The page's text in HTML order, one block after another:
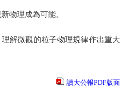
物理成為可能。
解微觀的粒子物理規律作出重大
讀大公報PDF版面